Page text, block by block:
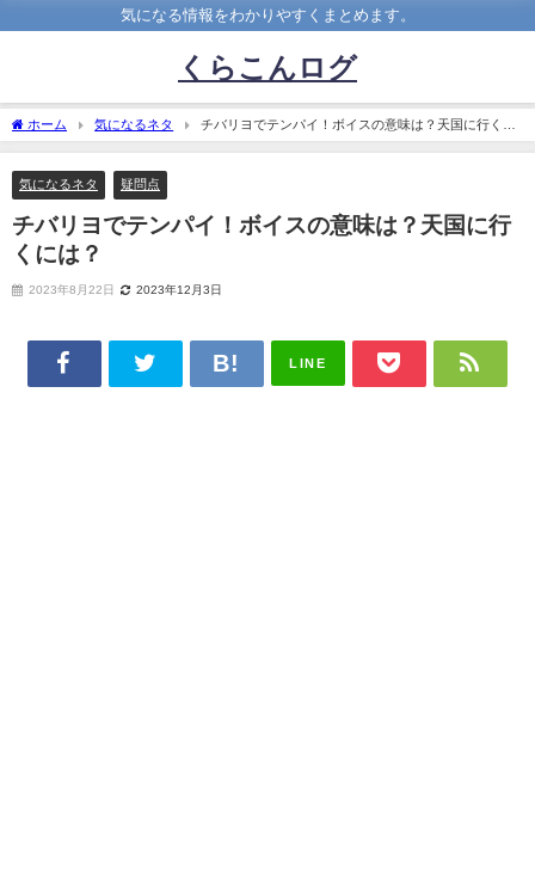
気になる情報をわかりやすくまとめます。
くらこんログ
ホーム 気になるネタ
チバリヨでテンパイ！ボイスの意味は？天国に行くに
は？
気になるネタ 疑問点
チバリヨでテンパイ！ボイスの意味は？天国に行
くには？
2023年8月22日 2023年12月3日
LINE